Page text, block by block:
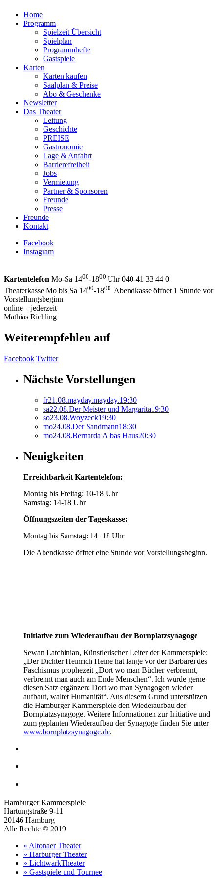
Home
Programm
Spielzeit Übersicht
Spielplan
Programmhefte
Gastspiele
Karten
Karten kaufen
Saalplan & Preise
Abo & Geschenke
Newsletter
Das Theater
Leitung
Geschichte
PREISE
Gastronomie
Lage & Anfahrt
Barrierefreiheit
Jobs
Vermietung
Partner & Sponsoren
Freunde
Presse
Freunde
Kontakt
Facebook
Instagram
Kartentelefon Mo-Sa 1400-1800 Uhr 040-41 33 44 0
Theaterkasse Mo bis Sa 1400-1800 Abendkasse öffnet 1 Stunde vor
Vorstellungsbeginn
online – jederzeit
Mathias Richling
Weiterempfehlen auf
Facebook Twitter
Nächste Vorstellungen
fr21.08.mayday.mayday.19:30
sa22.08.Der Meister und Margarita19:30
so23.08.Woyzeck19:30
mo24.08.Der Sandmann18:30
mo24.08.Bernarda Albas Haus20:30
Neuigkeiten
Erreichbarkeit Kartentelefon:
Montag bis Freitag: 10-18 Uhr
Samstag: 14-18 Uhr
Öffnungszeiten der Tageskasse:
Montag bis Samstag: 14 -18 Uhr
Die Abendkasse öffnet eine Stunde vor Vorstellungsbeginn.
Initiative zum Wiederaufbau der Bornplatzsynagoge
Sewan Latchinian, Künstlerischer Leiter der Kammerspiele:
„Der Dichter Heinrich Heine hat lange vor der Barbarei des
Faschismus prophezeit „Dort wo man Bücher verbrennt,
verbrennt man auch am Ende Menschen“. Ich würde gerne
diesen Satz ergänzen: Dort wo man Synagogen wieder
aufbaut, waltet Humanität“. Aus diesem Grund unterstützen
die Hamburger Kammerspiele den Wiederaufbau der
Bornplatzsynagoge. Weitere Informationen zur Initiative und
zum geplanten Wiederaufbau der Synagoge finden Sie unter
www.bornplatzsynagoge.de.
Hamburger Kammerspiele
Hartungstraße 9-11
20146 Hamburg
Alle Rechte © 2019
» Altonaer Theater
» Harburger Theater
» LichtwarkTheater
» Gastspiele und Tournee